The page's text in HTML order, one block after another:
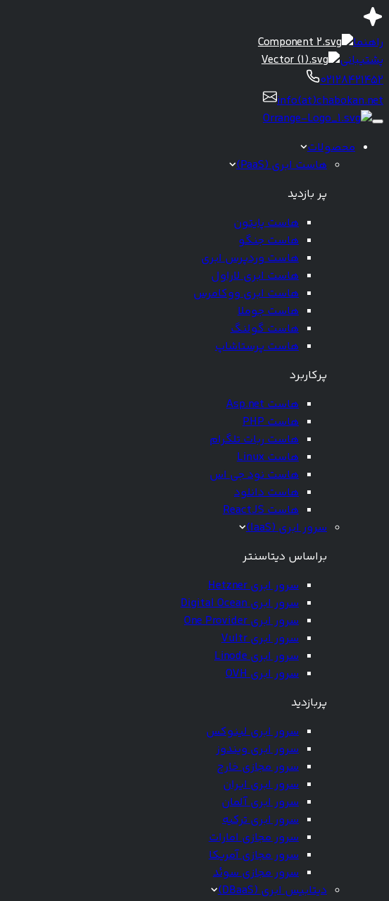
راهنما
پشتیبانی
02128421452
info(at)chabokan.net
محصولات
هاست ابری (PaaS)
پر بازدید
هاست پایتون
هاست جنگو
هاست وردپرس ابری
هاست ابری لاراول
هاست ابری ووکامرس
هاست جوملا
هاست گولنگ
هاست پرستاشاپ
پرکاربرد
هاست Asp.net
هاست PHP
هاست ربات تلگرام
هاست Linux
هاست نود جی اس
هاست دانلود
هاست ReactJS
سرور ابری (IaaS)
براساس دیتاسنتر
سرور ابری Hetzner
سرور ابری Digital Ocean
سرور ابری One Provider
سرور ابری Vultr
سرور ابری Linode
سرور ابری OVH
پربازدید
سرور ابری لینوکس
سرور ابری ویندوز
سرور مجازی خارج
سرور ابری ایران
سرور ابری آلمان
سرور ابری ترکیه
سرور مجازی امارات
سرور مجازی آمریکا
سرور مجازی سوئد
دیتابیس ابری (DBaaS)